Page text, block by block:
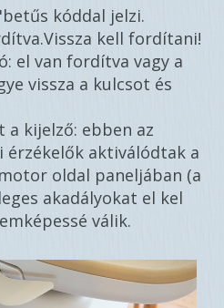
kóddal jelzi.
kell fordítani!
el van fordítva vagy a
vissza a kulcsot és
a kijelző: ebben az
érzékelők aktiválódtak a
oldal paneljában (a
akadályokat el kel
válik.